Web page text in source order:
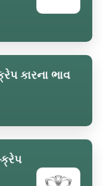
કારના ભાવ